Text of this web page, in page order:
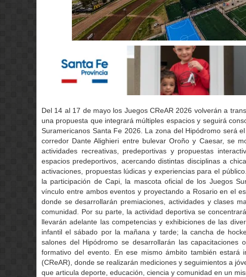
Del 14 al 17 de mayo los Juegos CReAR 2026 volverán a
una propuesta que integrará múltiples espacios y seguirá
Suramericanos Santa Fe 2026. La zona del Hipódromo será
corredor Dante Alighieri entre bulevar Oroño y Caesar, se
actividades recreativas, predeportivas y propuestas
espacios predeportivos, acercando distintas disciplinas a
activaciones, propuestas lúdicas y experiencias para el
la participación de Capi, la mascota oficial de los Juegos
vínculo entre ambos eventos y proyectando a Rosario en el
donde se desarrollarán premiaciones, actividades y clases
comunidad. Por su parte, la actividad deportiva se
llevarán adelante las competencias y exhibiciones de las
infantil el sábado por la mañana y tarde; la cancha de
salones del Hipódromo se desarrollarán las
formativo del evento. En ese mismo ámbito también estará
(CReAR), donde se realizarán mediciones y seguimientos a
que articula deporte, educación, ciencia y comunidad en un